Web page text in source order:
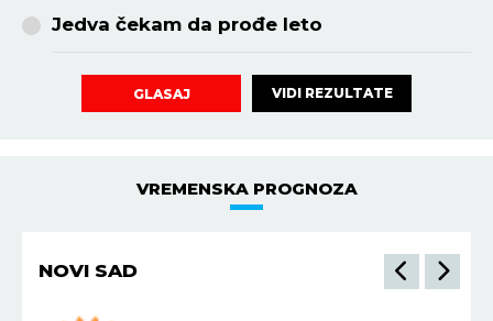
Jedva čekam da prođe leto
GLASAJ VIDI REZULTATE
VREMENSKA PROGNOZA
NIŠ